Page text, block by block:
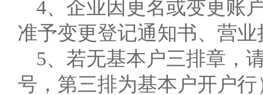
4、企业因更名或变更账
准予变更登记通知书、营
5、若无基本户三排章，
号，第三排为基本户开户